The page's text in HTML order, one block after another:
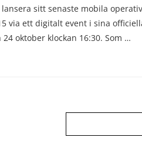
sitt senaste mobila
via ett digitalt event i sina
oktober klockan 16:30. Som …